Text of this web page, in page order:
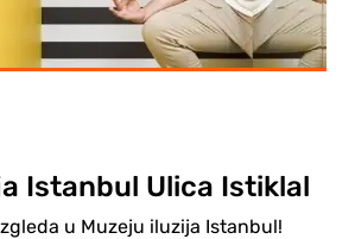
Istanbul Ulica Istiklal
u Muzeju iluzija Istanbul!